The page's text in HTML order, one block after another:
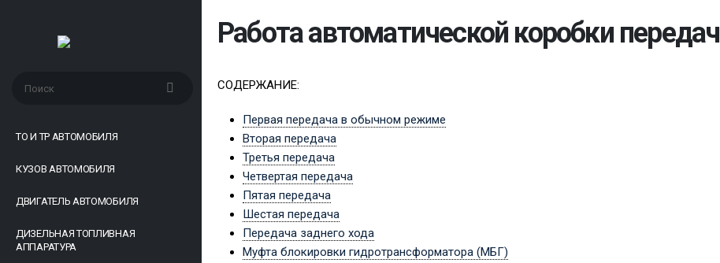
ТО И ТР АВТОМОБИЛЯ
КУЗОВ АВТОМОБИЛЯ
ДВИГАТЕЛЬ АВТОМОБИЛЯ
ДИЗЕЛЬНАЯ ТОПЛИВНАЯ
АППАРАТУРА
Работа автоматической коробки передач
СОДЕРЖАНИЕ:
Первая передача в обычном режиме
Вторая передача
Третья передача
Четвертая передача
Пятая передача
Шестая передача
Передача заднего хода
Муфта блокировки гидротрансформатора (МБГ)